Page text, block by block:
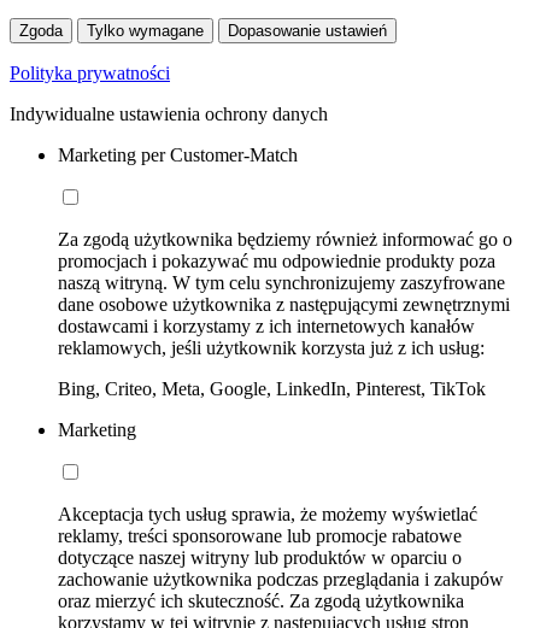
Zgoda Tylko wymagane Dopasowanie ustawień
Polityka prywatności
Indywidualne ustawienia ochrony danych
Marketing per Customer-Match
Za zgodą użytkownika będziemy również informować go o
promocjach i pokazywać mu odpowiednie produkty poza
naszą witryną. W tym celu synchronizujemy zaszyfrowane
dane osobowe użytkownika z następującymi zewnętrznymi
dostawcami i korzystamy z ich internetowych kanałów
reklamowych, jeśli użytkownik korzysta już z ich usług:
Bing, Criteo, Meta, Google, LinkedIn, Pinterest, TikTok
Marketing
Akceptacja tych usług sprawia, że możemy wyświetlać
reklamy, treści sponsorowane lub promocje rabatowe
dotyczące naszej witryny lub produktów w oparciu o
zachowanie użytkownika podczas przeglądania i zakupów
oraz mierzyć ich skuteczność. Za zgodą użytkownika
korzystamy w tej witrynie z następujących usług stron